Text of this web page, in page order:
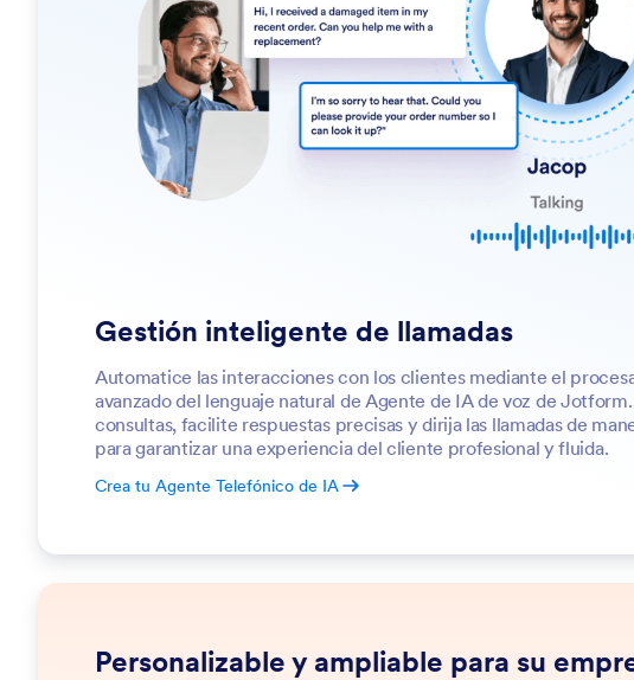
Gestión inteligente de llamadas
Automatice las interacciones con los clientes mediante el
avanzado del lenguaje natural de Agente de IA de voz de
consultas, facilite respuestas precisas y dirija las llamadas de
para garantizar una experiencia del cliente profesional y fluida.
Crea tu Agente Telefónico de IA
Personalizable y ampliable para su